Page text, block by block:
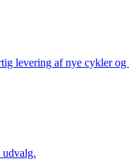
levering af nye cykler
udvalg.